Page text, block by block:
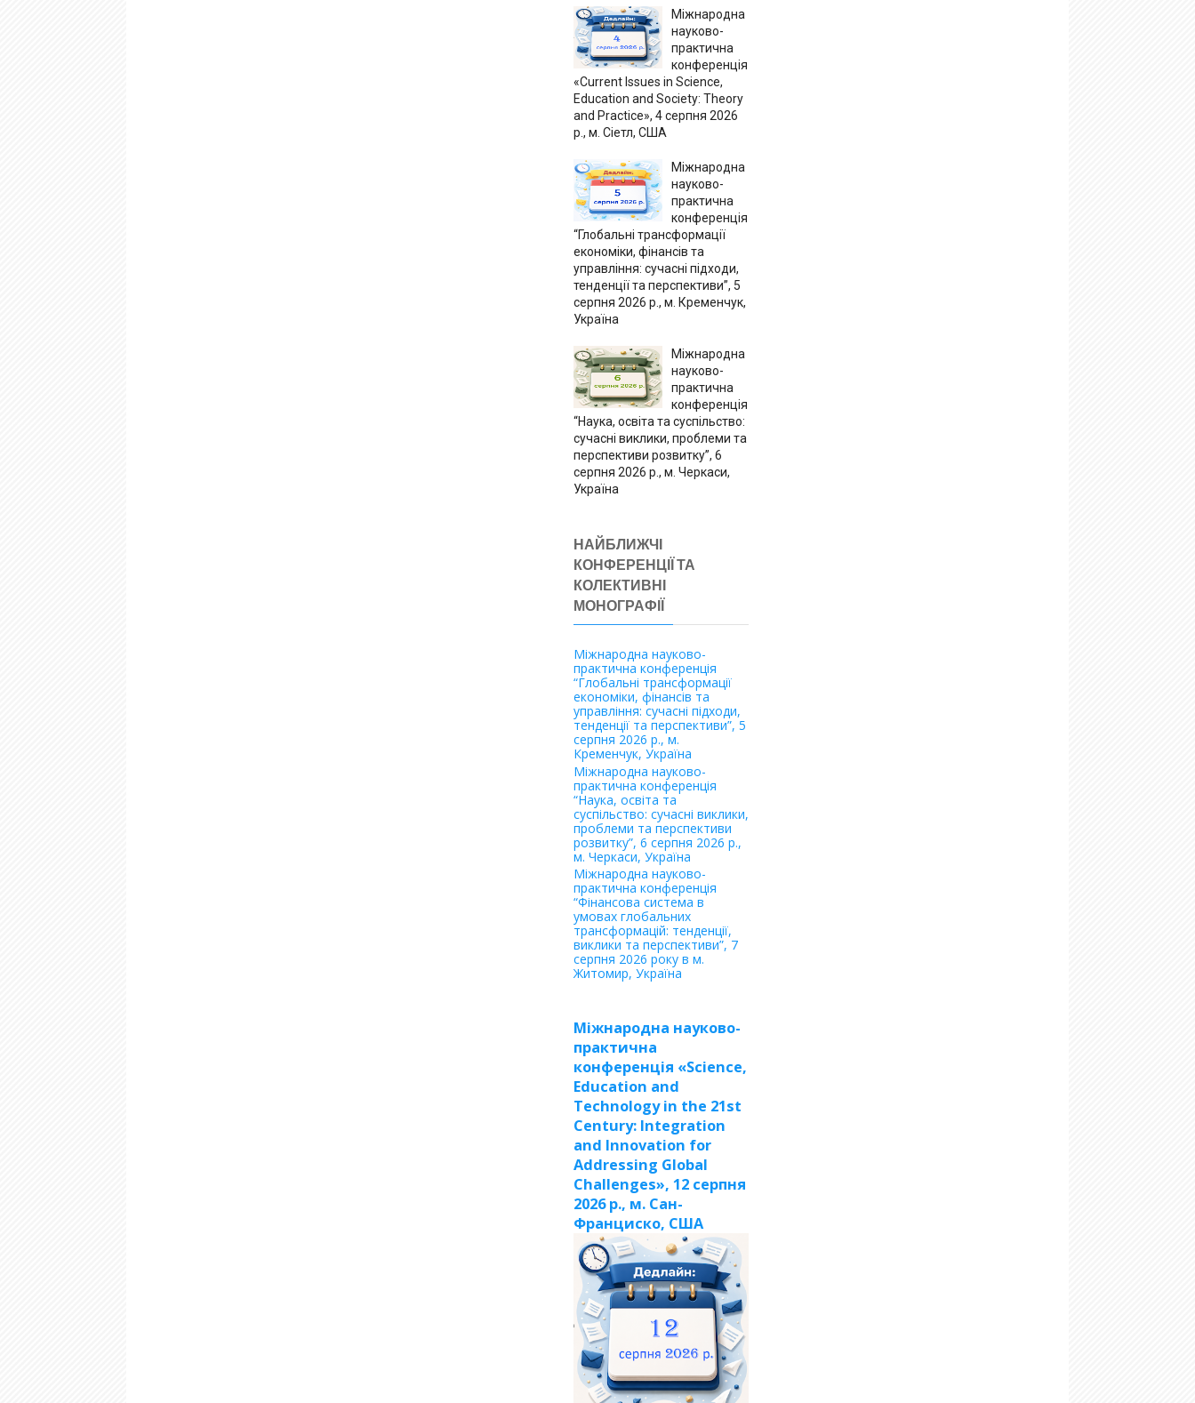
Міжнародна
науково-
практична
конференція
«Current Issues in Science,
Education and Society: Theory
and Practice», 4 серпня 2026
р., м. Сіетл, США
Міжнародна
науково-
практична
конференція
“Глобальні трансформації
економіки, фінансів та
управління: сучасні підходи,
тенденції та перспективи”, 5
серпня 2026 р., м. Кременчук,
Україна
Міжнародна
науково-
практична
конференція
“Наука, освіта та суспільство:
сучасні виклики, проблеми та
перспективи розвитку”, 6
серпня 2026 р., м. Черкаси,
Україна
НАЙБЛИЖЧІ
КОНФЕРЕНЦІЇ ТА
КОЛЕКТИВНІ
МОНОГРАФІЇ
Міжнародна науково-
практична конференція
“Глобальні трансформації
економіки, фінансів та
управління: сучасні підходи,
тенденції та перспективи”, 5
серпня 2026 р., м.
Кременчук, Україна
Міжнародна науково-
практична конференція
“Наука, освіта та
суспільство: сучасні виклики,
проблеми та перспективи
розвитку”, 6 серпня 2026 р.,
м. Черкаси, Україна
Міжнародна науково-
практична конференція
“Фінансова система в
умовах глобальних
трансформацій: тенденції,
виклики та перспективи”, 7
серпня 2026 року в м.
Житомир, Україна
Міжнародна науково-
практична
конференція «Science,
Education and
Technology in the 21st
Century: Integration
and Innovation for
Addressing Global
Challenges», 12 серпня
2026 р., м. Сан-
Франциско, США